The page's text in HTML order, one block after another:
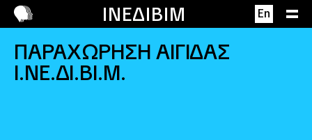
ΙΝΕΔΙΒΙΜ En
Επικοινωνία
ΠΑΡΑΧΩΡΗΣΗ ΑΙΓΙΔΑΣ
Ι.ΝΕ.ΔΙ.ΒΙ.Μ.
Περιγραφή